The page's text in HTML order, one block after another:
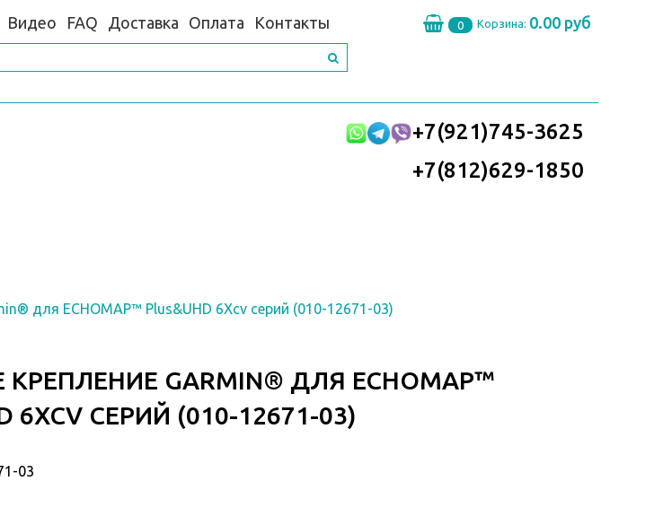
Видео FAQ Доставка Оплата Контакты 0 Корзина: 0.00 руб
+7(921)745-3625
+7(812)629-1850
для ECHOMAP™ Plus&UHD 6Xcv серий (010-12671-03)
GARMIN® ДЛЯ ECHOMAP™
6XCV СЕРИЙ (010-12671-03)
03